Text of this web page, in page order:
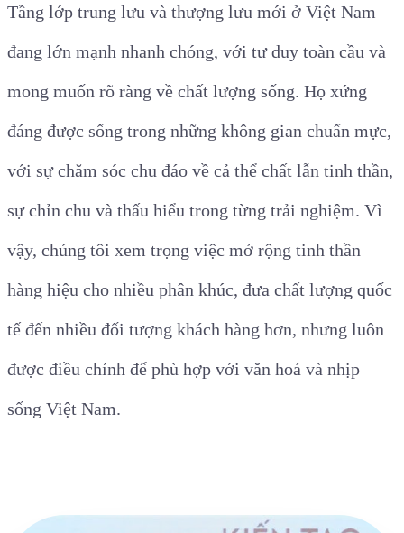
Tầng lớp trung lưu và thượng lưu mới ở Việt Nam
đang lớn mạnh nhanh chóng, với tư duy toàn cầu và
mong muốn rõ ràng về chất lượng sống. Họ xứng
đáng được sống trong những không gian chuẩn mực,
với sự chăm sóc chu đáo về cả thể chất lẫn tinh thần,
sự chỉn chu và thấu hiểu trong từng trải nghiệm. Vì
vậy, chúng tôi xem trọng việc mở rộng tinh thần
hàng hiệu cho nhiều phân khúc, đưa chất lượng quốc
tế đến nhiều đối tượng khách hàng hơn, nhưng luôn
được điều chỉnh để phù hợp với văn hoá và nhịp
sống Việt Nam.